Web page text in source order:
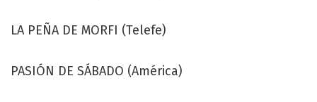
LA PEÑA DE MORFI (Telefe)
PASIÓN DE SÁBADO (América)